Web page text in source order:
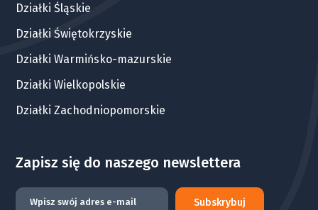
Działki Śląskie
Działki Świętokrzyskie
Działki Warmińsko-mazurskie
Działki Wielkopolskie
Działki Zachodniopomorskie
Zapisz się do naszego newslettera
Subskrybuj